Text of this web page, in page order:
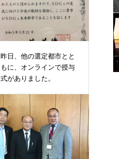
昨日、他の選定都市とと
もに、オンラインで授与
式がありました。